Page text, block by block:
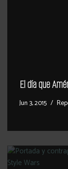
El día que
Jun 3, 2015